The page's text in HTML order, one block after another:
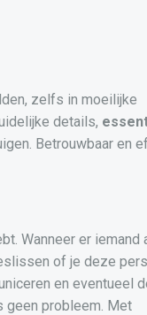
zelfs in moeilijke
details,
Betrouwbaar en
Wanneer er iemand
of je deze
en eventueel
geen probleem. Met